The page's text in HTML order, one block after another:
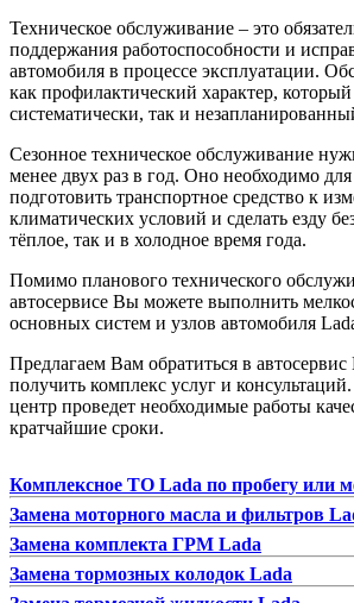
Техническое обслуживание – это
поддержания работоспособности и
автомобиля в процессе эксплуатации.
как профилактический характер,
систематически, так и
Сезонное техническое обслуживание
менее двух раз в год. Оно необходимо
подготовить транспортное средство к
климатических условий и сделать езду
тёплое, так и в холодное время года.
Помимо планового технического
автосервисе Вы можете выполнить
основных систем и узлов автомобиля
Предлагаем Вам обратиться в
получить комплекс услуг и
центр проведет необходимые работы
кратчайшие сроки.
Комплексное ТО Lada по пробегу или
Замена моторного масла и фильтров
Замена комплекта ГРМ Lada
Замена тормозных колодок Lada